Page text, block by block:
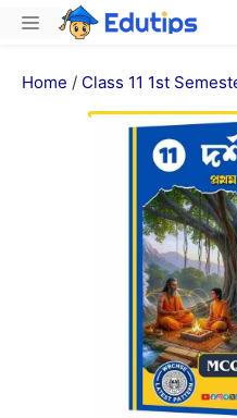
Menu
Home / Class 11 1st
Philosophy Suggestion